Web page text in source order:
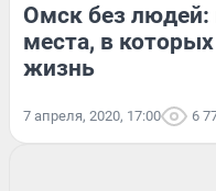
Омск без людей:
места, в
жизнь
7 апреля, 2020, 17:00 6